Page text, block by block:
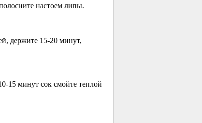
настоем липы.
держите 15-20 минут,
15минут сок смойте теплой